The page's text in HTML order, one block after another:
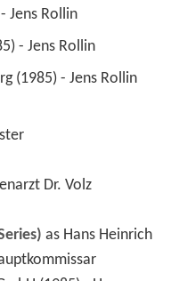
Jens Rollin
- Jens Rollin
(1985) - Jens Rollin
Dr. Volz
as Hans Heinrich